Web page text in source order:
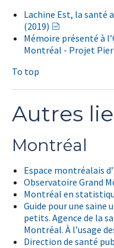
Lachine Est, la santé
(2019)
Mémoire présenté à
Montréal - Projet
To top
Autres
Montréal
Espace montréalais
Observatoire Grand
Montréal en
Guide pour une saine
petits. Agence de la
Montréal. À l’usage
Direction de santé